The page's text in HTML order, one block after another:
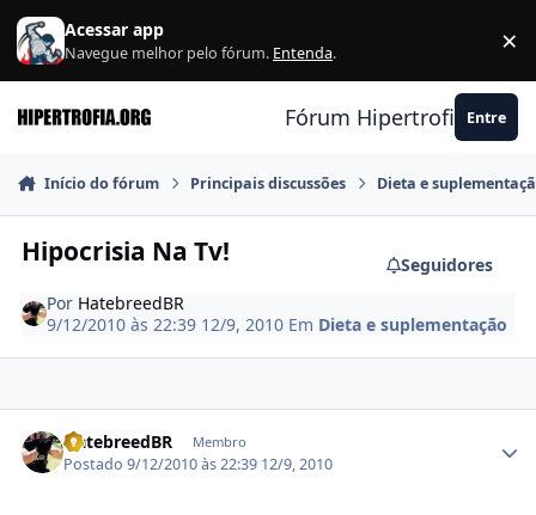
Ir para conteúdo
Acessar app
Navegue melhor pelo fórum. Entenda. ×
Fórum Hipertrofia.org
Entre
Início do fórum Principais discussões Dieta e
Hipocrisia Na Tv!
Seguidores
Por HatebreedBR
9/12/2010 às 22:39 12/9, 2010 Em Dieta e suplementação
HatebreedBR Membro
Postado9/12/2010 às 22:39 12/9, 2010